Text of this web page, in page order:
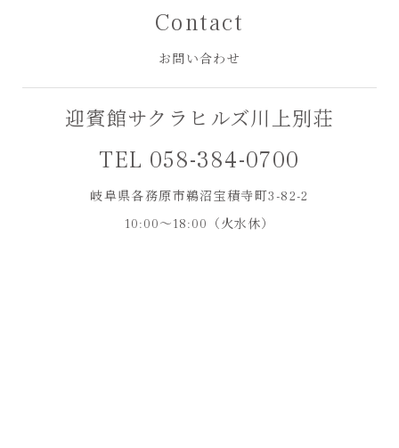
Contact
お問い合わせ
迎賓館サクラヒルズ川上別荘
TEL 058-384-0700
岐阜県各務原市鵜沼宝積寺町3-82-2
10:00～18:00（火水休）